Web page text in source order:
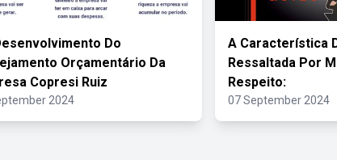
Do
Orçamentário Da
Copresi Ruiz
2024
A Característica
Ressaltada Por
Respeito:
07 September 2024